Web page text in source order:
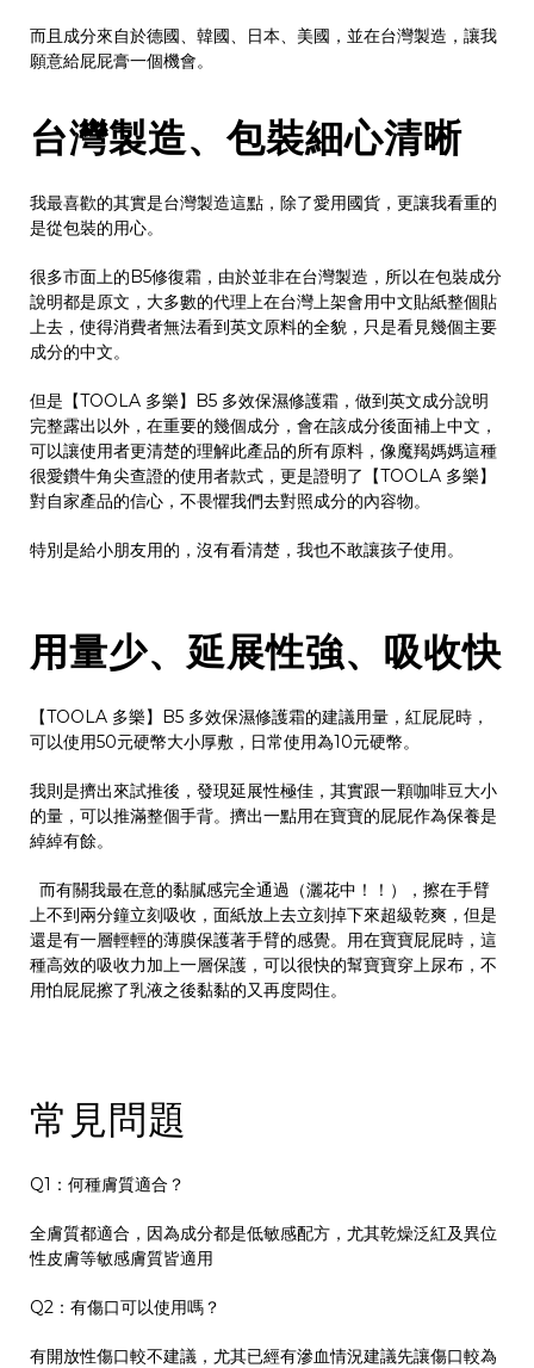
而且成分來自於德國、韓國、日本、美國，並在台灣製造，讓我
願意給屁屁膏一個機會。
台灣製造、包裝細心清晰
我最喜歡的其實是台灣製造這點，除了愛用國貨，更讓我看重的
是從包裝的用心。
很多市面上的B5修復霜，由於並非在台灣製造，所以在包裝成分
說明都是原文，大多數的代理上在台灣上架會用中文貼紙整個貼
上去，使得消費者無法看到英文原料的全貌，只是看見幾個主要
成分的中文。
但是【TOOLA 多樂】B5 多效保濕修護霜，做到英文成分說明
完整露出以外，在重要的幾個成分，會在該成分後面補上中文，
可以讓使用者更清楚的理解此產品的所有原料，像魔羯媽媽這種
很愛鑽牛角尖查證的使用者款式，更是證明了【TOOLA 多樂】
對自家產品的信心，不畏懼我們去對照成分的內容物。
特別是給小朋友用的，沒有看清楚，我也不敢讓孩子使用。
用量少、延展性強、吸收快
【TOOLA 多樂】B5 多效保濕修護霜的建議用量，紅屁屁時，
可以使用50元硬幣大小厚敷，日常使用為10元硬幣。
我則是擠出來試推後，發現延展性極佳，其實跟一顆咖啡豆大小
的量，可以推滿整個手背。擠出一點用在寶寶的屁屁作為保養是
綽綽有餘。
而有關我最在意的黏膩感完全通過（灑花中！！），擦在手臂
上不到兩分鐘立刻吸收，面紙放上去立刻掉下來超級乾爽，但是
還是有一層輕輕的薄膜保護著手臂的感覺。用在寶寶屁屁時，這
種高效的吸收力加上一層保護，可以很快的幫寶寶穿上尿布，不
用怕屁屁擦了乳液之後黏黏的又再度悶住。
常見問題
Q1：何種膚質適合？
全膚質都適合，因為成分都是低敏感配方，尤其乾燥泛紅及異位
性皮膚等敏感膚質皆適用
Q2：有傷口可以使用嗎？
有開放性傷口較不建議，尤其已經有滲血情況建議先讓傷口較為